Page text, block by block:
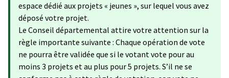
espace dédié aux projets « jeunes », sur lequel vous avez
déposé votre projet.
Le Conseil départemental attire votre attention sur la
règle importante suivante : Chaque opération de vote
ne pourra être validée que si le votant vote pour au
moins 3 projets et au plus pour 5 projets. S’il ne se